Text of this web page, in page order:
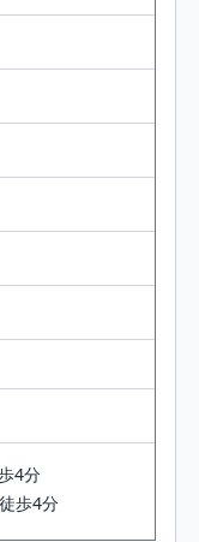
4分
徒歩4分